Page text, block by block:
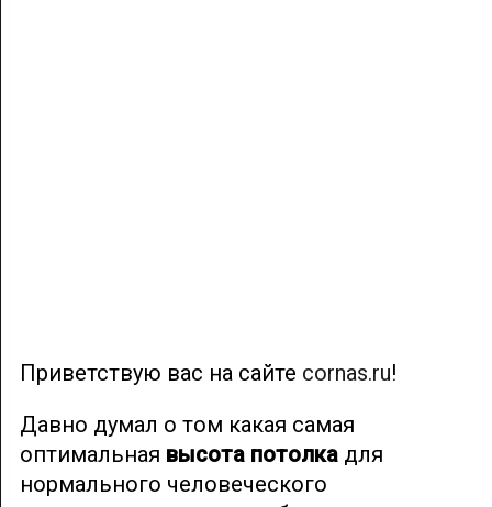
Приветствую вас на сайте cornas.ru!
Давно думал о том какая самая
оптимальная высота потолкадля
нормального человеческого